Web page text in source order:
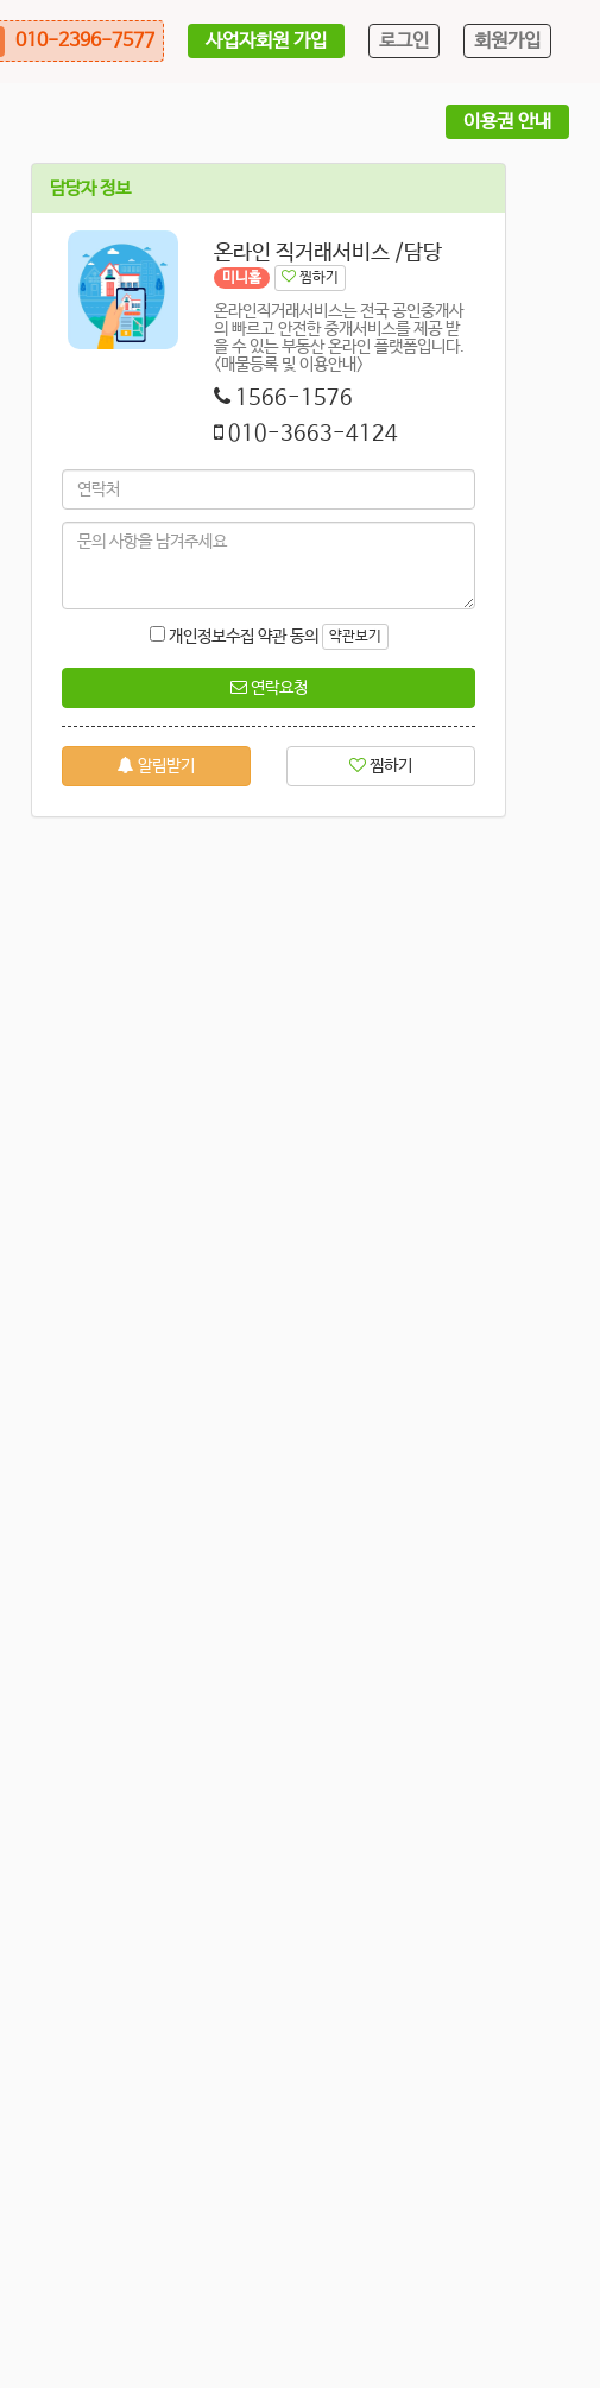
사업자회원 가입 로그인 회원가입
010-2396-7577
이용권 안내
담당자 정보
온라인 직거래서비스 /담당
미니홈 찜하기
온라인직거래서비스는 전국 공인중개사
의 빠르고 안전한 중개서비스를 제공 받
을 수 있는 부동산 온라인 플랫폼입니다.
<매물등록 및 이용안내>
1566-1576
010-3663-4124
개인정보수집 약관 동의 약관보기
연락요청
알림받기 찜하기